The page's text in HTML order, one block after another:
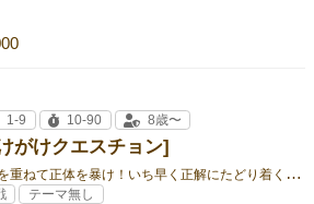
がけクエスチョン]
質
問を重ねて正体を暴け！いち早く正解にたどり着く、ひらめき推理バトル！
1-9
10-90 8歳〜
テーマ無し